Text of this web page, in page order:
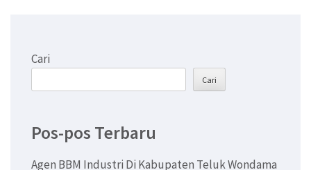
Cari
Cari
Pos-pos Terbaru
Agen BBM Industri Di Kabupaten Teluk Wondama